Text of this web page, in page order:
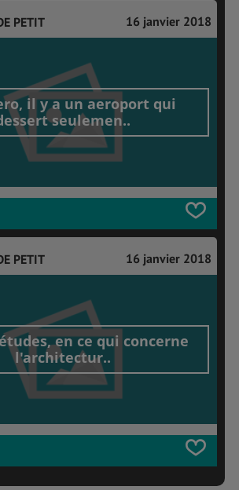
PETIT 16 janvier 2018
il y a un aeroport qui
seulemen..
PETIT 16 janvier 2018
en ce qui concerne
l'architectur..